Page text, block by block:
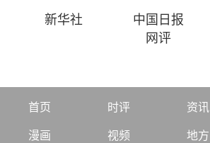
新华社
中国日报
网评
首页 时评 资讯
漫画 视频 地方